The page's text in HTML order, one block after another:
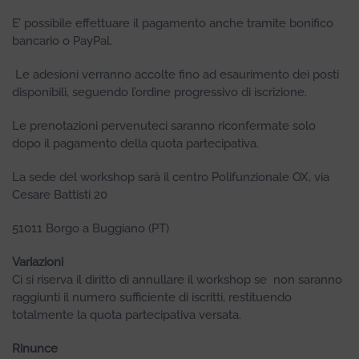
E’ possibile effettuare il pagamento anche tramite bonifico
bancario o PayPal.
Le adesioni verranno accolte fino ad esaurimento dei posti
disponibili, seguendo l’ordine progressivo di iscrizione.
Le prenotazioni pervenuteci saranno riconfermate solo
dopo il pagamento della quota partecipativa.
La sede del workshop sarà il centro Polifunzionale OX, via
Cesare Battisti 20
51011 Borgo a Buggiano (PT)
Variazioni
Ci si riserva il diritto di annullare il workshop se non saranno
raggiunti il numero sufficiente di iscritti, restituendo
totalmente la quota partecipativa versata.
Rinunce